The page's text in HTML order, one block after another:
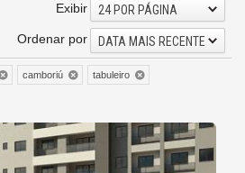
Exibir
24 POR PÁGINA
Ordenar por
DATA MAIS RECENTE
camboriú
tabuleiro